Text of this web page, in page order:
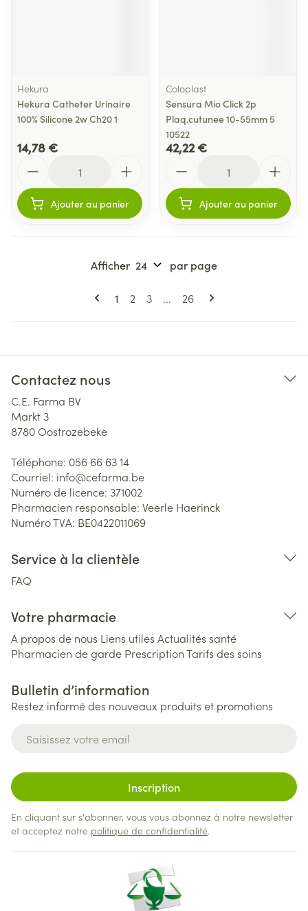
Hekura
Hekura Catheter Urinaire
100% Silicone 2w Ch20 1
14,78 €
Ajouter au panier
Coloplast
Sensura Mio Click 2p
Plaq.cutunee 10-55mm 5
10522
42,22 €
Ajouter au panier
Pages
Vous lisez actuellement la page
1 Page
2 Page
3 ... Page
26
Afficher par page
Contactez nous
C.E. Farma BV
Markt 3
8780Oostrozebeke
Téléphone: 056 66 63 14
Courriel: info@cefarma.be
Numéro de licence: 371002
Pharmacien responsable: Veerle Haerinck
Numéro TVA: BE0422011069
Service à la clientèle
FAQ
Votre pharmacie
A propos de nous Liens utiles Actualités santé
Pharmacien de garde PrescriptionTarifs des soins
Bulletin d’information
Restez informé des nouveaux produits et promotions
Inscription
En cliquant sur s'abonner, vous vous abonnez à notre newsletter
et acceptez notre politique de confidentialité.